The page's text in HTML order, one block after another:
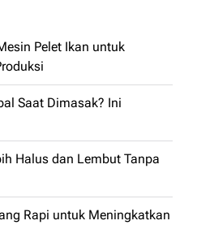
Pelet Ikan untuk
Saat Dimasak? Ini
Halus dan Lembut Tanpa
Rapi untuk Meningkatkan